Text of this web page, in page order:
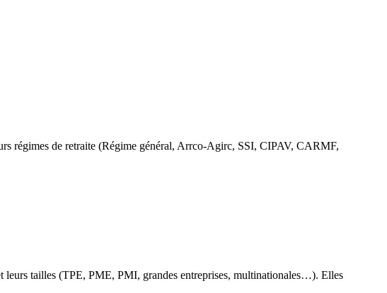
régimes de retraite (Régime général, Arrco-Agirc, SSI, CIPAV, CARMF,
tailles (TPE, PME, PMI, grandes entreprises, multinationales…). Elles